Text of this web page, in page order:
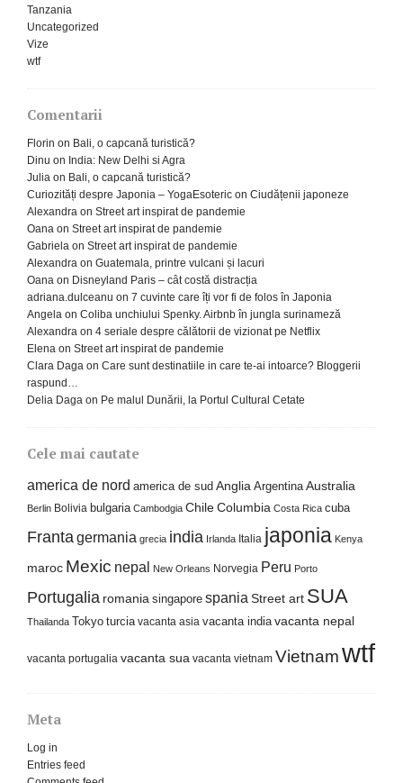
Tanzania
Uncategorized
Vize
wtf
Comentarii
Florin on Bali, o capcană turistică?
Dinu on India: New Delhi si Agra
Julia on Bali, o capcană turistică?
Curiozități despre Japonia – YogaEsoteric on Ciudățenii japoneze
Alexandra on Street art inspirat de pandemie
Oana on Street art inspirat de pandemie
Gabriela on Street art inspirat de pandemie
Alexandra on Guatemala, printre vulcani și lacuri
Oana on Disneyland Paris – cât costă distracția
adriana.dulceanu on 7 cuvinte care îți vor fi de folos în Japonia
Angela on Coliba unchiului Spenky. Airbnb în jungla surinameză
Alexandra on 4 seriale despre călătorii de vizionat pe Netflix
Elena on Street art inspirat de pandemie
Clara Daga on Care sunt destinatiile in care te-ai intoarce? Bloggerii
raspund…
Delia Daga on Pe malul Dunării, la Portul Cultural Cetate
Cele mai cautate
america de nord america de sud Anglia Argentina Australia
Berlin Bolivia bulgaria Cambodgia Chile Columbia Costa Rica cuba
Franta germania grecia india Irlanda Italia japonia Kenya
maroc Mexic nepal New Orleans Norvegia Peru Porto
Portugalia romania singapore spania Street art SUA
Thailanda Tokyo turcia vacanta asia vacanta india vacanta nepal
vacanta portugalia vacanta sua vacanta vietnam Vietnamwtf
Meta
Log in
Entries feed